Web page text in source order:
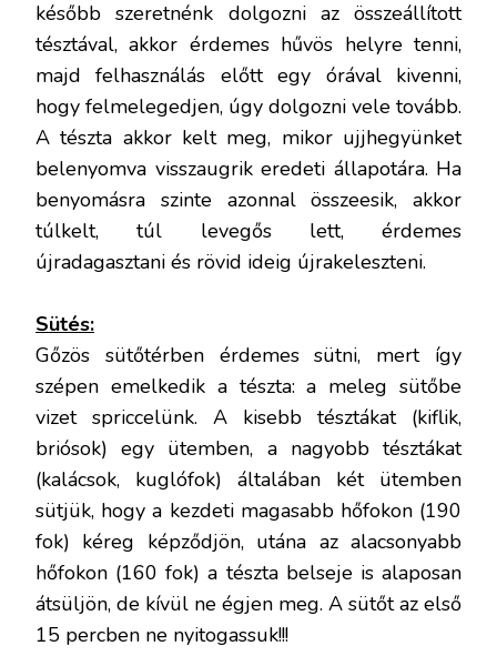
később szeretnénk dolgozni az összeállított
tésztával, akkor érdemes hűvös helyre tenni,
majd felhasználás előtt egy órával kivenni,
hogy felmelegedjen, úgy dolgozni vele tovább.
A tészta akkor kelt meg, mikor ujjhegyünket
belenyomva visszaugrik eredeti állapotára. Ha
benyomásra szinte azonnal összeesik, akkor
túlkelt, túl levegős lett, érdemes
újradagasztani és rövid ideig újrakeleszteni.
Sütés:
Gőzös sütőtérben érdemes sütni, mert így
szépen emelkedik a tészta: a meleg sütőbe
vizet spriccelünk. A kisebb tésztákat (kiflik,
briósok) egy ütemben, a nagyobb tésztákat
(kalácsok, kuglófok) általában két ütemben
sütjük, hogy a kezdeti magasabb hőfokon (190
fok) kéreg képződjön, utána az alacsonyabb
hőfokon (160 fok) a tészta belseje is alaposan
átsüljön, de kívül ne égjen meg. A sütőt az első
15 percben ne nyitogassuk!!!